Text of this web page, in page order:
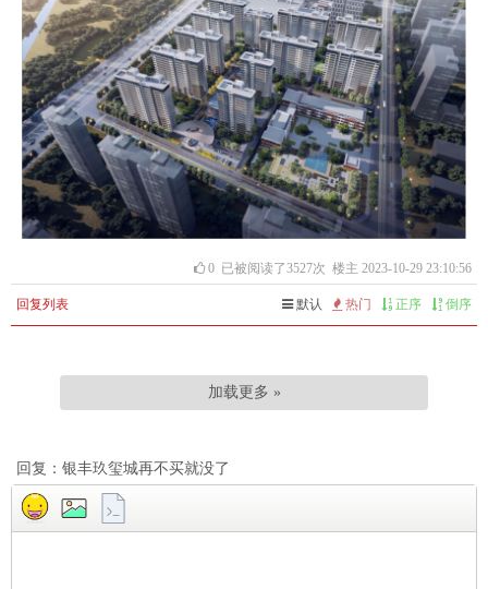
0 已被阅读了3527次 楼主 2023-10-29 23:10:56
回复列表 默认 热门 正序 倒序
加载更多 »
回复：银丰玖玺城再不买就没了